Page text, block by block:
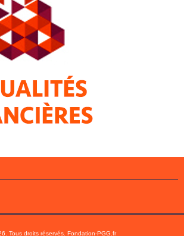
Tous droits réservés. Fondation-PGG.fr